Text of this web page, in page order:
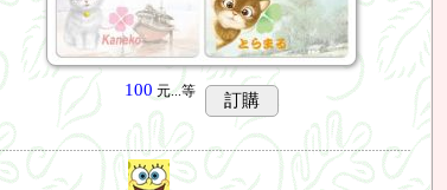
100 元...等 訂購